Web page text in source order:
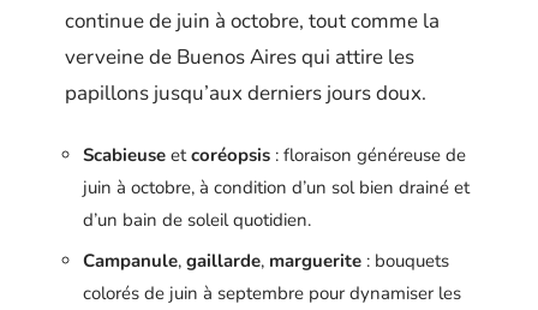
continue de juin à octobre, tout comme la
verveine de Buenos Aires qui attire les
papillons jusqu’aux derniers jours doux.
Scabieuse etcoréopsis : floraison généreuse de
juin à octobre, à condition d’un sol bien drainé et
d’un bain de soleil quotidien.
Campanule, gaillarde, marguerite : bouquets
colorés de juin à septembre pour dynamiser les